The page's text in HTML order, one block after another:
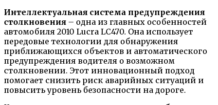
Интеллектуальная система предупреждения
столкновения – одна из главных особенностей
автомобиля 2010 Lucra LC470. Она использует
передовые технологии для обнаружения
приближающихся объектов и автоматического
предупреждения водителя о возможном
столкновении. Этот инновационный подход
помогает снизить риск аварийных ситуаций и
повысить уровень безопасности на дороге.